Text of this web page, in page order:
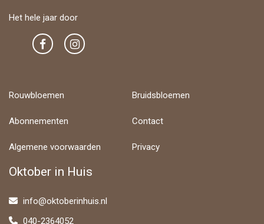
Het hele jaar door
Rouwbloemen Bruidsbloemen
Abonnementen Contact
Algemene voorwaarden Privacy
Oktober in Huis
info@oktoberinhuis.nl
040-2364052